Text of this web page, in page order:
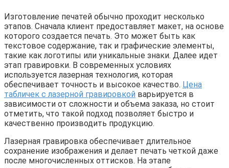
Изготовление печатей обычно проходит несколько
этапов. Сначала клиент предоставляет макет, на основе
которого создается печать. Это может быть как
текстовое содержание, так и графические элементы,
такие как логотипы или уникальные знаки. Далее идет
этап гравировки. В современных условиях
используется лазерная технология, которая
обеспечивает точность и высокое качество. Цена
табличек с лазерной гравировкой варьируется в
зависимости от сложности и объема заказа, но стоит
отметить, что такой подход позволяет быстро и
качественно производить продукцию.
Лазерная гравировка обеспечивает длительное
сохранение изображения и делает печать четкой даже
после многочисленных оттисков. На этапе